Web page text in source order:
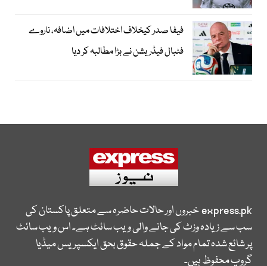
فیفا صدر کیخلاف اختلافات میں اضافہ، ناروے
فٹبال فیڈریشن نے بڑا مطالبہ کر دیا
express.pkخبروں اور حالات حاضرہ سے متعلق پاکستان کی
سب سے زیادہ وزٹ کی جانے والی ویب سائٹ ہے۔ اس ویب سائٹ
پر شائع شدہ تمام مواد کے جملہ حقوق بحق ایکسپریس میڈیا
گروپ محفوظ ہیں۔